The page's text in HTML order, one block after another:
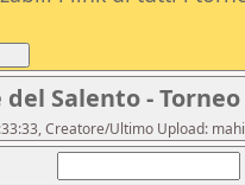
Salento - Torneo
Creatore/Ultimo Upload: